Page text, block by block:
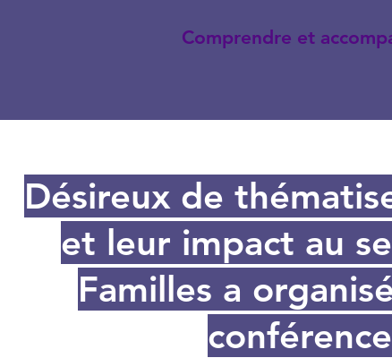
Comprendre et
Désireux de
et leur impact au
Familles a